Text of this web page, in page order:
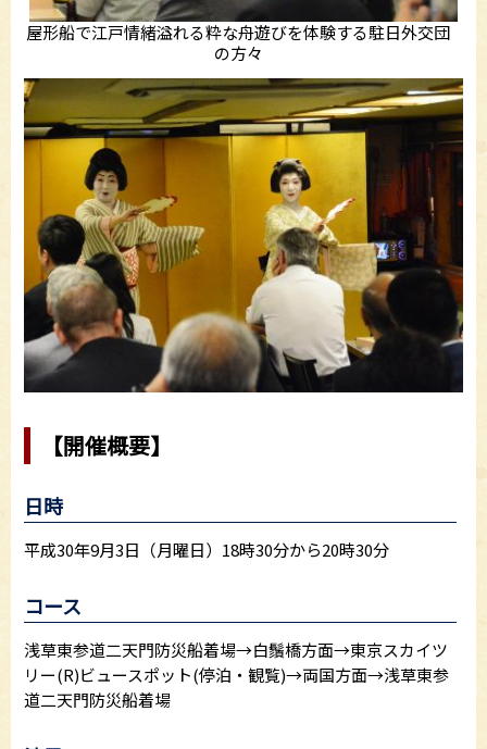
屋形船で江戸情緒溢れる粋な舟遊びを体験する駐日外交団
の方々
【開催概要】
日時
平成30年9月3日（月曜日）18時30分から20時30分
コース
浅草東参道二天門防災船着場→白鬚橋方面→東京スカイツ
リー(R)ビュースポット(停泊・観覧)→両国方面→浅草東参
道二天門防災船着場